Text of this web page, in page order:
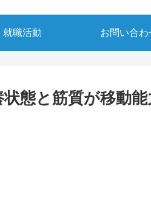
就職活動 お問い合わ
態と筋質が移動能